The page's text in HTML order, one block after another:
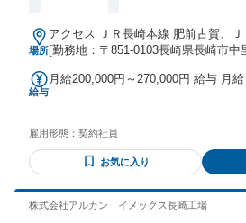
場所
アクセス ＪＲ長崎本線 肥前古賀、
号線 馬場交差点を東へ
[勤務地：〒851-0103長崎県長崎市中
給与
月給200,000円～270,000円 給与 月
雇用形態： 契約社員
お気に入り
株式会社アルカン イメックス長崎工場